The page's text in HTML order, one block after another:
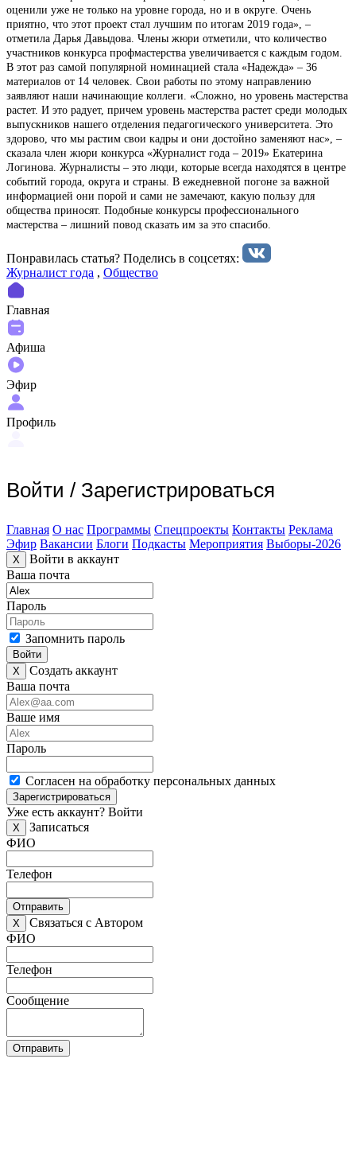
оценили уже не только на уровне города, но и в округе. Очень
приятно, что этот проект стал лучшим по итогам 2019 года», –
отметила Дарья Давыдова. Члены жюри отметили, что количество
участников конкурса профмастерства увеличивается с каждым годом.
В этот раз самой популярной номинацией стала «Надежда» – 36
материалов от 14 человек. Свои работы по этому направлению
заявляют наши начинающие коллеги. «Сложно, но уровень мастерства
растет. И это радует, причем уровень мастерства растет среди молодых
выпускников нашего отделения педагогического университета. Это
здорово, что мы растим свои кадры и они достойно заменяют нас», –
сказала член жюри конкурса «Журналист года – 2019» Екатерина
Логинова. Журналисты – это люди, которые всегда находятся в центре
событий города, округа и страны. В ежедневной погоне за важной
информацией они порой и сами не замечают, какую пользу для
общества приносят. Подобные конкурсы профессионального
мастерства – лишний повод сказать им за это спасибо.
Понравилась статья? Поделиcь в соцсетях:
Журналист года , Общество
Главная
Афиша
Эфир
Профиль
Войти / Зарегистрироваться
Главная О нас Программы Спецпроекты Контакты Реклама
Эфир Вакансии Блоги Подкасты Мероприятия Выборы-2026
X
Войти в аккаунт
Ваша почта
Пароль
Запомнить пароль
Войти
X
Создать аккаунт
Ваша почта
Ваше имя
Пароль
Согласен на обработку персональных данных
Зарегистрироваться
Уже есть аккаунт? Войти
X
Записаться
ФИО
Телефон
Отправить
X
Связаться с Автором
ФИО
Телефон
Сообщение
Отправить